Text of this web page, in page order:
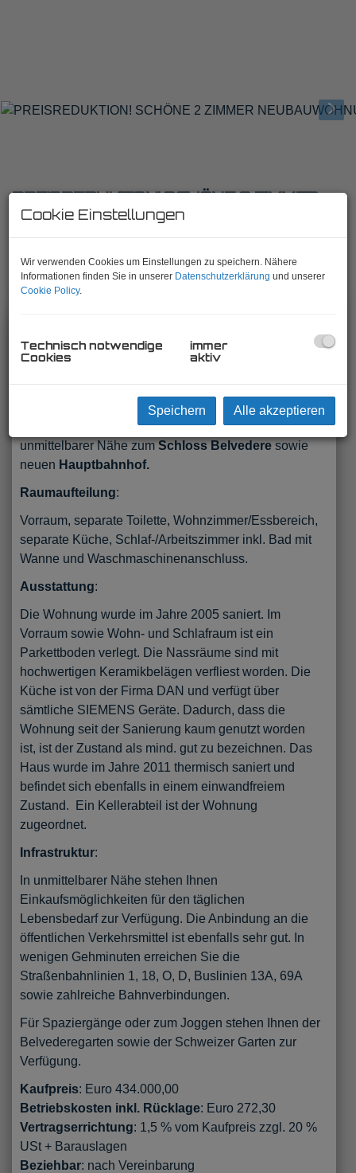
PREISREDUKTION! SCHÖNE 2 ZIMMER
NEUBAUWOHNUNG IN HOFRUHELAGE
NÄHE BELVEDERE/HAUPTBAHNHOF!
1040 Wien
HOFRUHELAGE!
Zum Verkauf gelangt eine ruhige ca. 78 m² große 2
Zimmerwohnung im 1. Liftstock eines 1961
errichteten Neubaus in der Theresianumgasse in
unmittelbarer Nähe zumSchloss Belvederesowie
neuen Hauptbahnhof.
Raumaufteilung:
Vorraum, separate Toilette, Wohnzimmer/Essbereich,
separate Küche, Schlaf-/Arbeitszimmer inkl. Bad mit
Wanne und Waschmaschinenanschluss.
Ausstattung:
Die Wohnung wurde im Jahre 2005 saniert. Im
Vorraum sowie Wohn- und Schlafraum ist ein
Parkettboden verlegt. Die Nassräume sind mit
hochwertigen Keramikbelägen verfliest worden. Die
Küche ist von der Firma DAN und verfügt über
sämtliche SIEMENS Geräte. Dadurch, dass die
Wohnung seit der Sanierung kaum genutzt worden
ist, ist der Zustand als mind. gut zu bezeichnen. Das
Haus wurde im Jahre 2011 thermisch saniert und
befindet sich ebenfalls in einem einwandfreiem
Zustand. Ein Kellerabteil ist der Wohnung
zugeordnet.
Infrastruktur:
In unmittelbarer Nähe stehen Ihnen
Einkaufsmöglichkeiten für den täglichen
Lebensbedarf zur Verfügung. Die Anbindung an die
öffentlichen Verkehrsmittel ist ebenfalls sehr gut. In
wenigen Gehminuten erreichen Sie die
Straßenbahnlinien 1, 18, O, D, Buslinien 13A, 69A
sowie zahlreiche Bahnverbindungen.
Für Spaziergänge oder zum Joggen stehen Ihnen der
Belvederegarten sowie der Schweizer Garten zur
Verfügung.
Kaufpreis: Euro 434.000,00
Betriebskosten inkl. Rücklage: Euro 272,30
Vertragserrichtung: 1,5 % vom Kaufpreis zzgl. 20 %
USt + Barauslagen
Beziehbar: nach Vereinbarung
Cookie Einstellungen
Wir verwenden Cookies um Einstellungen zu speichern. Nähere
Informationen finden Sie in unserer Datenschutzerklärung und unserer
Cookie Policy.
Technisch notwendige
Cookies
immer
aktiv
Speichern Alle akzeptieren